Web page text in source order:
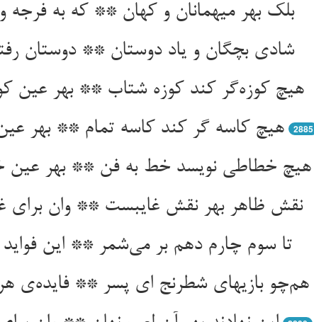
بلک بهر میهمانان و کهان ** که به فرجه
شادی بچگان و یاد دوستان ** دوستان
هیچ کوزه‌گر کند کوزه شتاب ** بهر عین
هیچ کاسه گر کند کاسه تمام ** بهر
2885
هیچ خطاطی نویسد خط به فن ** بهر عین
نقش ظاهر بهر نقش غایبست ** وان برای
تا سوم چارم دهم بر می‌شمر ** این فواید
هم‌چو بازیهای شطرنج ای پسر ** فایده‌ی هر